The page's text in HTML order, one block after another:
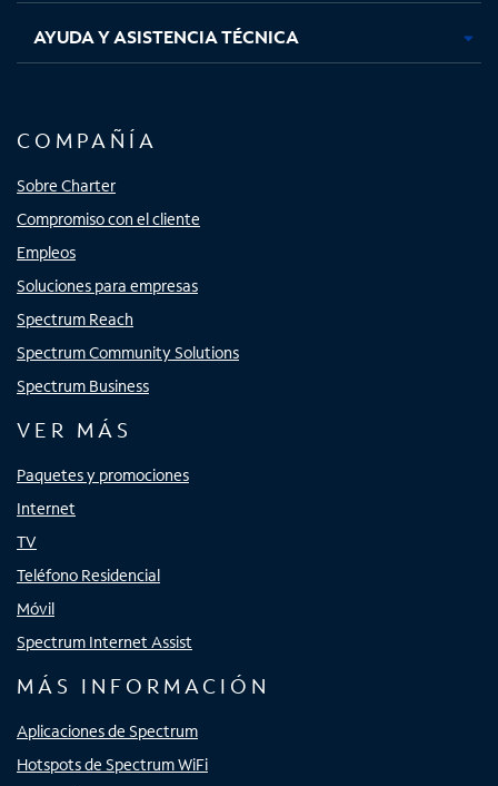
AYUDA Y ASISTENCIA TÉCNICA
COMPAÑÍA
Sobre Charter
Compromiso con el cliente
Empleos
Soluciones para empresas
Spectrum Reach
Spectrum Community Solutions
Spectrum Business
VER MÁS
Paquetes y promociones
Internet
TV
Teléfono Residencial
Móvil
Spectrum Internet Assist
MÁS INFORMACIÓN
Aplicaciones de Spectrum
Hotspots de Spectrum WiFi